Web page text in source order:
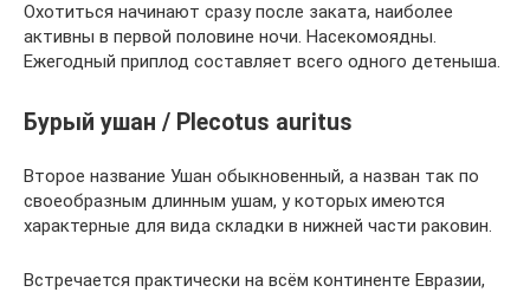
Охотиться начинают сразу после заката, наиболее
активны в первой половине ночи. Насекомоядны.
Ежегодный приплод составляет всего одного детеныша.
Бурый ушан / Plecotus auritus
Второе название Ушан обыкновенный, а назван так по
своеобразным длинным ушам, у которых имеются
характерные для вида складки в нижней части раковин.
Встречается практически на всём континенте Евразии,